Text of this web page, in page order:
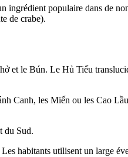
ingrédient populaire dans de
de crabe).
et le Bún. Le Hủ Tiếu
Canh, les Miến ou les Cao
du Sud.
Les habitants utilisent un large